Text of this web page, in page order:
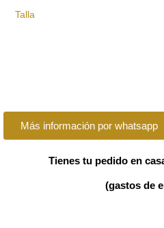
Talla
Más información por whatsapp
Tienes tu pedido en
(gastos de